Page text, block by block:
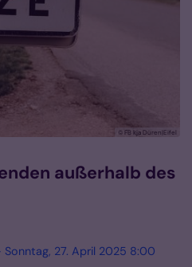
© FB kja Düren|Eifel
außerhalb des
27. April 2025 8:00